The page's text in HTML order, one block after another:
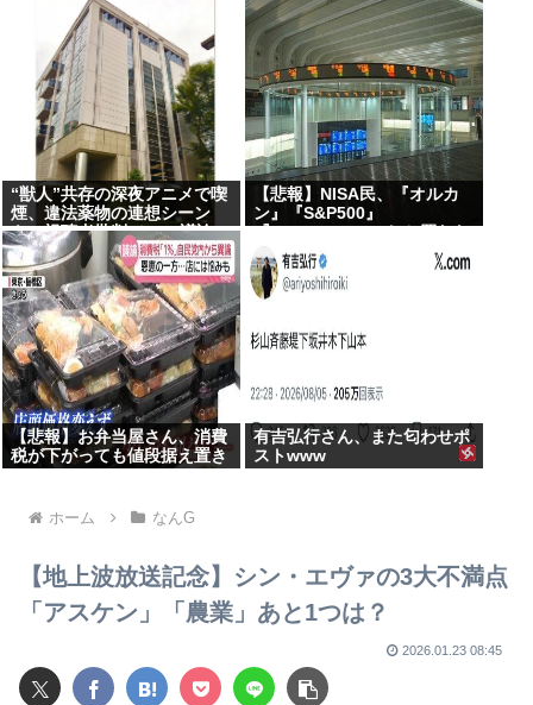
“獣人”共存の深夜アニメで喫
煙、違法薬物の連想シーン
も…視聴者批判でBPO議論
【悲報】NISA民、『オルカ
ン』『S&P500』
『NASDAQ100』しか買わな
【悲報】お弁当屋さん、消費
税が下がっても値段据え置き
有吉弘行さん、また匂わせポ
ストwww
ホーム なんG
【地上波放送記念】シン・エヴァの3大不満点
「アスケン」「農業」あと1つは？
2026.01.23 08:45